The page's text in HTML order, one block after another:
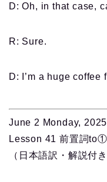
D: Oh, in that case,
R: Sure.
D: I’m a huge coffee
June 2 Monday, 2025
Lesson 41 前置詞
（日本語訳・解説付き